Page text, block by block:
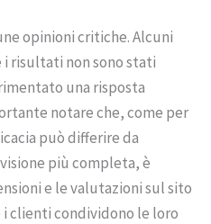
opinioni critiche. Alcuni
risultati non sono stati
una risposta
notare che, come per
può differire da
più completa, è
e le valutazioni sul sito
clienti condividono le loro